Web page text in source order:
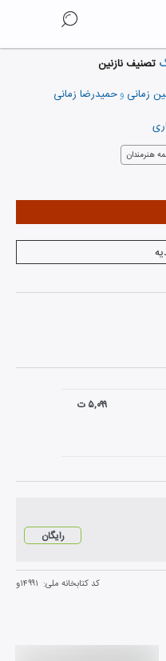
تصنیف نازنین
زمانی و حمیدرضا زمانی
هنرمندان
۵,۰۹۹ ت
رایگان
کد کتابخانه ملی: ۱۴۹۹۱و